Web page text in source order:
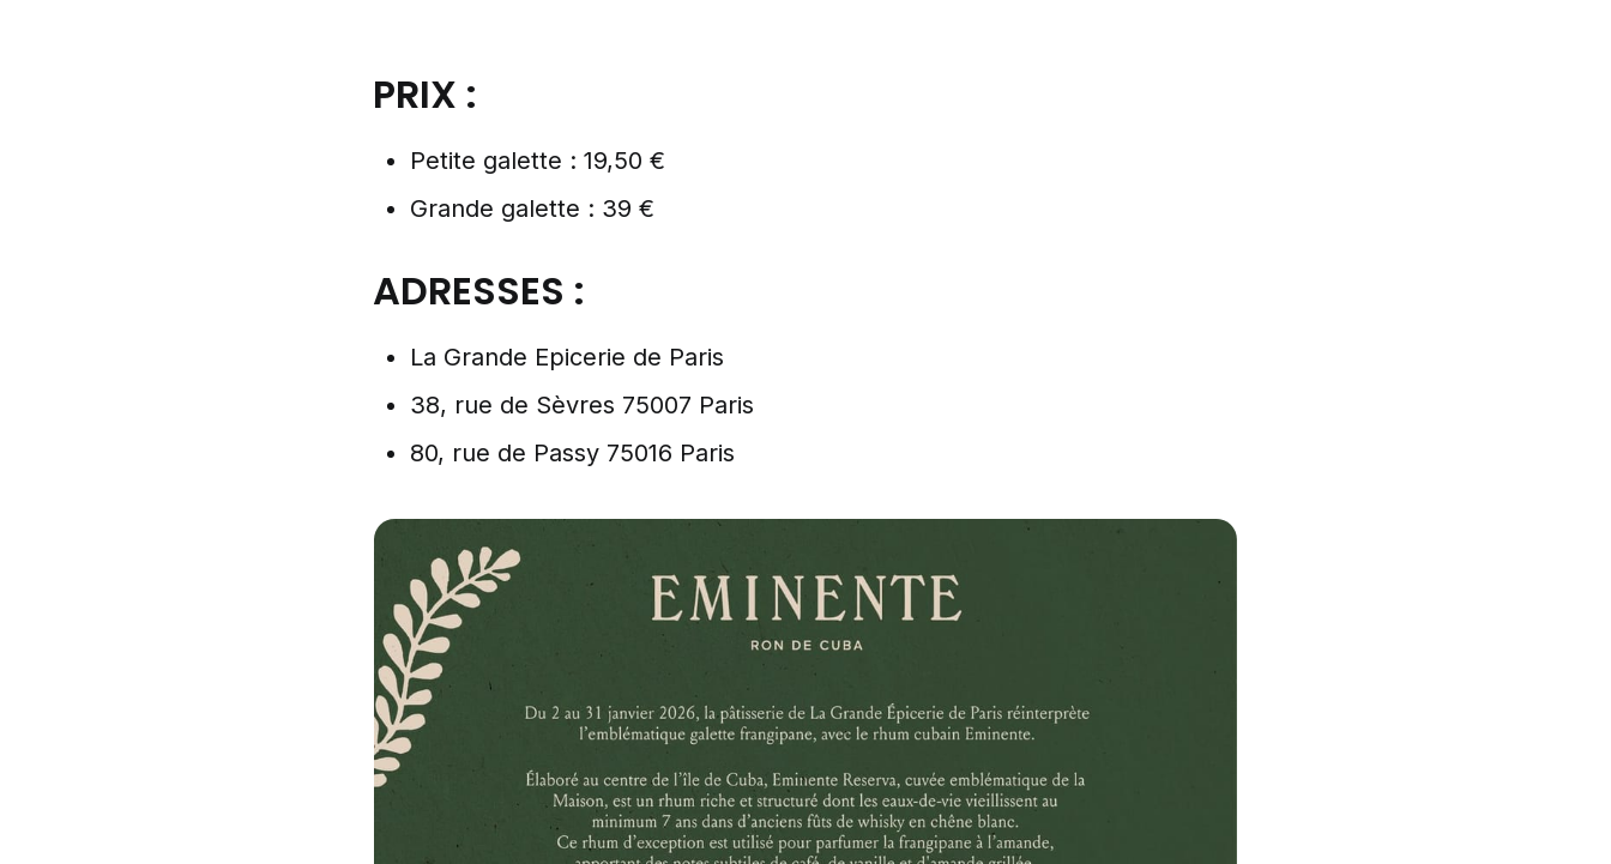
PRIX :
Petite galette : 19,50 €
Grande galette : 39 €
ADRESSES :
La Grande Epicerie de Paris
38, rue de Sèvres 75007 Paris
80, rue de Passy 75016 Paris